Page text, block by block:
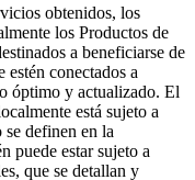
obtenidos, los
los Productos de
a beneficiarse de
estén conectados a
óptimo y actualizado. El
está sujeto a
se definen en la
puede estar sujeto a
que se detallan y